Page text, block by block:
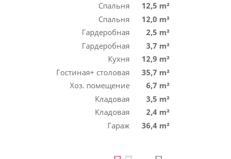
Спальня
12,5 m²
Спальня
12,0 m²
Гардеробная
2,5 m²
Гардеробная
3,7 m²
Кухня
12,9 m²
Гостиная+ столовая
35,7 m²
Хоз. помещение
6,7 m²
Кладовая
3,5 m²
Кладовая
2,4 m²
Гараж
36,4 m²